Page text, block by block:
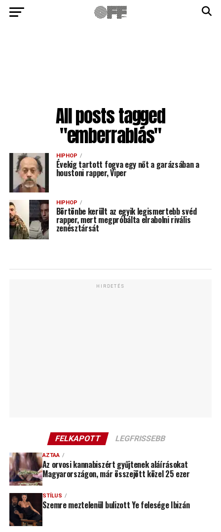
All posts tagged
"emberrablás"
HIPHOP
Évekig tartott fogva egy nőt a garázsában a
houstoni rapper, Viper
HIPHOP
Börtönbe került az egyik legismertebb svéd
rapper, mert megpróbálta elrabolni rivális
zenésztársát
HIRDETÉS
FELKAPOTT LEGFRISSEBB
AZTAA
Az orvosi kannabiszért gyűjtenek aláírásokat
Magyarországon, már összejött közel 25 ezer
STÍLUS
Szemre meztelenül bulizott Ye felesége Ibizán